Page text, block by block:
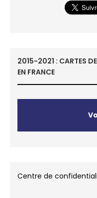
2015-2021 : CARTES
EN FRANCE
Centre de